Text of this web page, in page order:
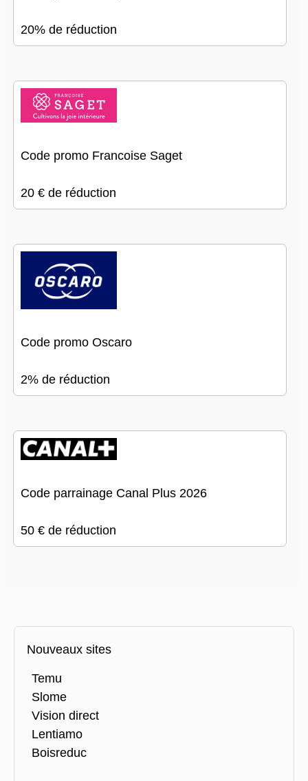
20% de réduction
Code promo Francoise Saget
20 € de réduction
Code promo Oscaro
2% de réduction
Code parrainage Canal Plus 2026
50 € de réduction
Nouveaux sites
Temu
Slome
Vision direct
Lentiamo
Boisreduc